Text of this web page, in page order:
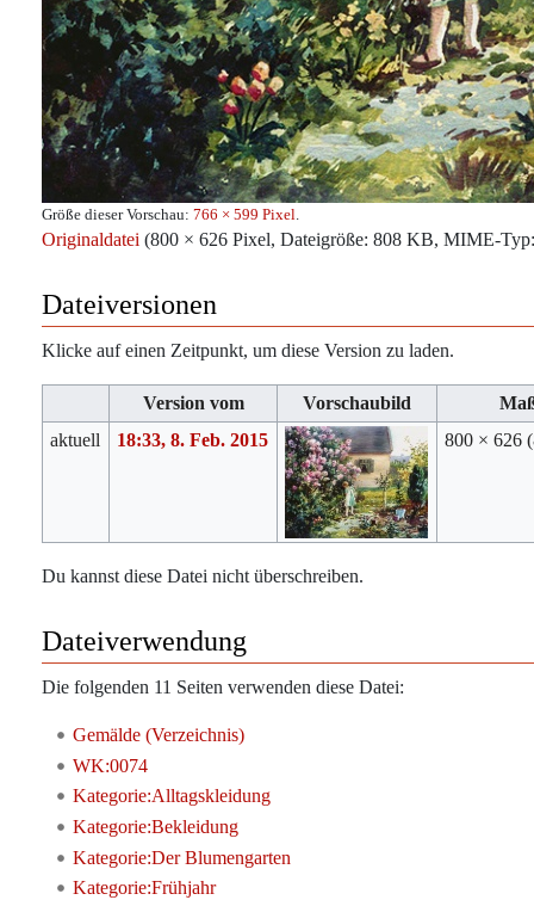
Größe dieser Vorschau: 766 × 599 Pixel.
Originaldatei (800 × 626 Pixel, Dateigröße: 808 KB, MIME-
Dateiversionen
Klicke auf einen Zeitpunkt, um diese Version zu laden.
Version vom Vorschaubild
aktuell
18:33, 8. Feb. 2015 800 × 626
Du kannst diese Datei nicht überschreiben.
Dateiverwendung
Die folgenden 11 Seiten verwenden diese Datei:
Gemälde (Verzeichnis)
WK:0074
Kategorie:Alltagskleidung
Kategorie:Bekleidung
Kategorie:Der Blumengarten
Kategorie:Frühjahr